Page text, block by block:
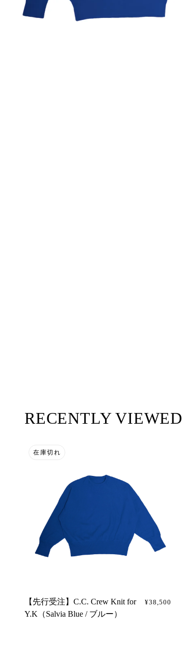
RECENTLY VIEWED
在庫切れ
【先行受注】C.C. Crew Knit for
Y.K（Salvia Blue / ブルー）
¥38,500